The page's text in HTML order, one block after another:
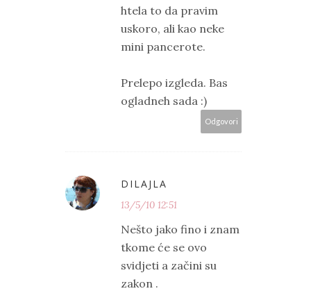
htela to da pravim
uskoro, ali kao neke
mini pancerote.
Prelepo izgleda. Bas
ogladneh sada :)
Odgovori
DILAJLA
13/5/10 12:51
Nešto jako fino i znam
tkome će se ovo
svidjeti a začini su
zakon .